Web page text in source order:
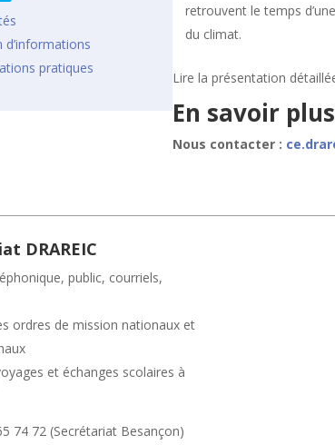
d’informations
pratiques
retrouvent le temps
du climat.
Lire la présentation
En savoir plus
Nous contacter :
DRAREIC
public, courriels,
ordres de mission nationaux et
et échanges scolaires à
74 72 (Secrétariat Besançon)